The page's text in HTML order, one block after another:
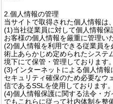
2.個人情報の管理
当サイトで取得された個人情報は
(1)当社従業員に対して個人情報保
お客様の個人情報を厳重に管理い
(2)個人情報を利用できる従業員
術上あらかじめ定められたシステ
境下にて保管・管理しております。
(3)インターネットによる個人情報
セキュリティ確保のため必要なウ
信であるSSLを使用しております。
(4)個人情報保護に関する法令・
でもこれらに従って社内体制を整